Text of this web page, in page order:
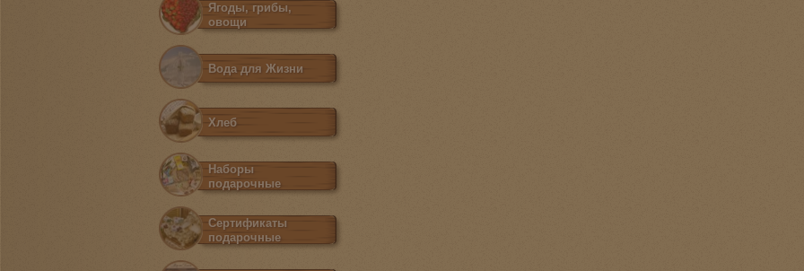
Ягоды, грибы,
овощи
Вода для Жизни
Хлеб
Наборы
подарочные
Сертификаты
подарочные